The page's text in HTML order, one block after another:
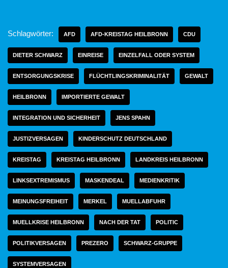
Schlagwörter: AFD AFD-KREISTAG HEILBRONN CDU
DIETER SCHWARZ EINREISE EINZELFALL ODER SYSTEM
ENTSORGUNGSKRISE FLÜCHTLINGSKRIMINALITÄT GEWALT
HEILBRONN IMPORTIERTE GEWALT
INTEGRATION UND SICHERHEIT JENS SPAHN
JUSTIZVERSAGEN KINDERSCHUTZ DEUTSCHLAND
KREISTAG KREISTAG HEILBRONN LANDKREIS HEILBRONN
LINKSEXTREMISMUS MASKENDEAL MEDIENKRITIK
MEINUNGSFREIHEIT MERKEL MUELLABFUHR
MUELLKRISE HEILBRONN NACH DER TAT POLITIC
POLITIKVERSAGEN PREZERO SCHWARZ-GRUPPE
SYSTEMVERSAGEN